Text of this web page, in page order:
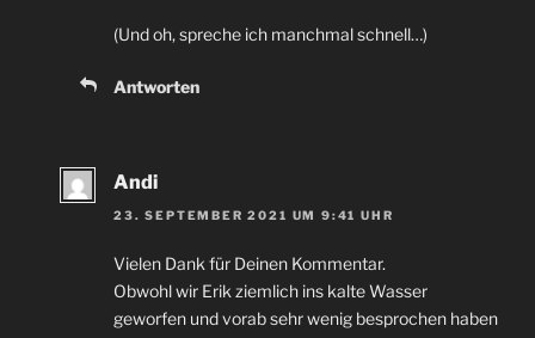
(Und oh, spreche ich manchmal schnell…)
Antworten
Andi
23. SEPTEMBER 2021 UM 9:41 UHR
Vielen Dank für Deinen Kommentar.
Obwohl wir Erik ziemlich ins kalte Wasser
geworfen und vorab sehr wenig besprochen haben